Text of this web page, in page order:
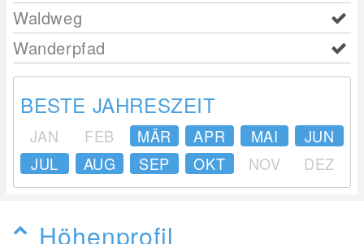
Waldweg
Wanderpfad
BESTE JAHRESZEIT
JAN FEB MÄR APR MAI
JUN
JUL
AUG SEP OKT NOV DEZ
Höhenprofil